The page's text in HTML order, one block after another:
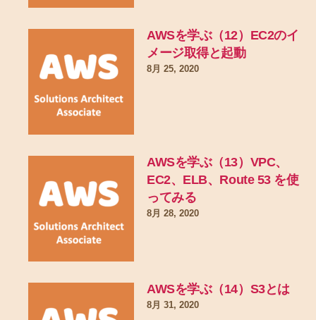
AWSを学ぶ（12）EC2のイ
メージ取得と起動
8月 25, 2020
AWSを学ぶ（13）VPC、
EC2、ELB、Route 53 を使
ってみる
8月 28, 2020
AWSを学ぶ（14）S3とは
8月 31, 2020